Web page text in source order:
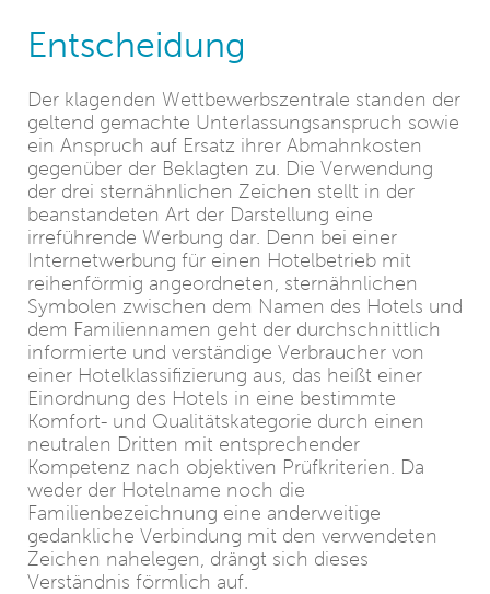
Entscheidung
Der klagenden Wettbewerbszentrale standen der
geltend gemachte Unterlassungsanspruch sowie
ein Anspruch auf Ersatz ihrer Abmahnkosten
gegenüber der Beklagten zu. Die Verwendung
der drei sternähnlichen Zeichen stellt in der
beanstandeten Art der Darstellung eine
irreführende Werbung dar. Denn bei einer
Internetwerbung für einen Hotelbetrieb mit
reihenförmig angeordneten, sternähnlichen
Symbolen zwischen dem Namen des Hotels und
dem Familiennamen geht der durchschnittlich
informierte und verständige Verbraucher von
einer Hotelklassifizierung aus, das heißt einer
Einordnung des Hotels in eine bestimmte
Komfort- und Qualitätskategorie durch einen
neutralen Dritten mit entsprechender
Kompetenz nach objektiven Prüfkriterien. Da
weder der Hotelname noch die
Familienbezeichnung eine anderweitige
gedankliche Verbindung mit den verwendeten
Zeichen nahelegen, drängt sich dieses
Verständnis förmlich auf.